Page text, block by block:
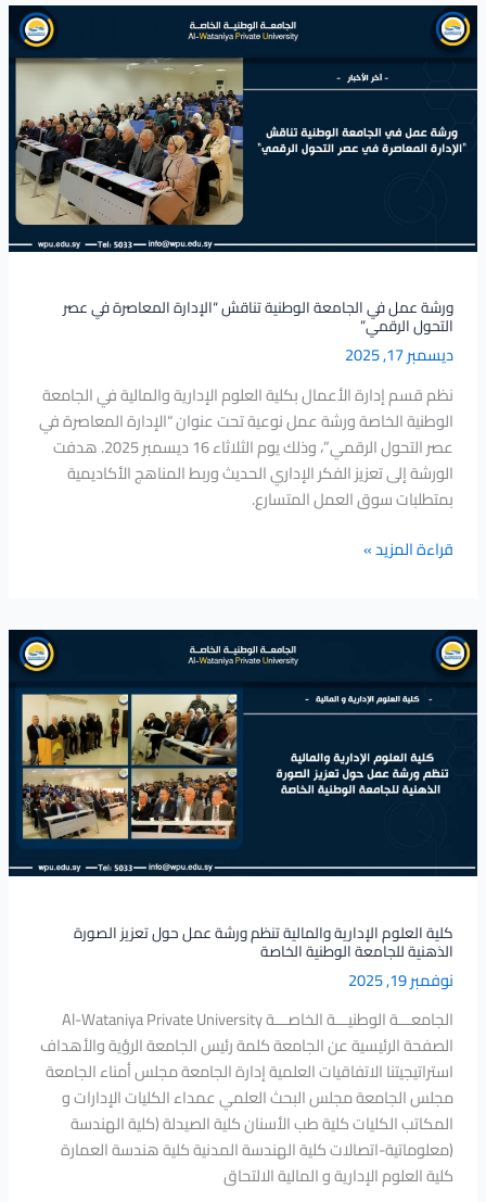
ورشة عمل في الجامعة الوطنية تناقش “الإدارة المعاصرة في عصر
التحول الرقمي”
ديسمبر 17, 2025
نظم قسم إدارة الأعمال بكلية العلوم الإدارية والمالية في الجامعة
الوطنية الخاصة ورشة عمل نوعية تحت عنوان “الإدارة المعاصرة في
عصر التحول الرقمي”، وذلك يوم الثلاثاء 16 ديسمبر 2025. هدفت
الورشة إلى تعزيز الفكر الإداري الحديث وربط المناهج الأكاديمية
بمتطلبات سوق العمل المتسارع.
ورشة
عمل
في
الجامعة
الوطنية
تناقش
عصر
الرقمي”
قراءة المزيد »
كلية العلوم الإدارية والمالية تنظم ورشة عمل حول تعزيز الصورة
الذهنية للجامعة الوطنية الخاصة
نوفمبر 19, 2025
الجامعـــة الوطنيـــة الخاصـــة Al-Wataniya Private University
الصفحة الرئيسية عن الجامعة كلمة رئيس الجامعة الرؤية والأهداف
استراتيجيتنا الاتفاقيات العلمية إدارة الجامعة مجلس أمناء الجامعة
مجلس الجامعة مجلس البحث العلمي عمداء الكليات الإدارات و
المكاتب الكليات كلية طب الأسنان كلية الصيدلة (كلية الهندسة
(معلوماتية-اتصالات كلية الهندسة المدنية كلية هندسة العمارة
كلية العلوم الإدارية و المالية الالتحاق
كلية
العلوم
الإدارية
والمالية
تنظم
ورشة
عمل
الصورة
للجامعة
الوطنية
الخاصة